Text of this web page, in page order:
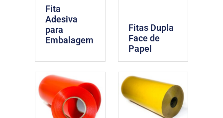
Fita
Adesiva
para
Embalagem
Fitas Dupla
Face de
Papel